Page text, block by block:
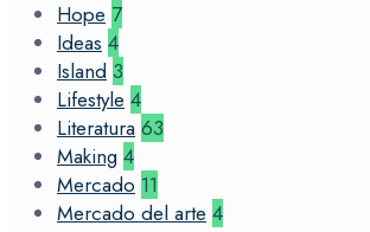
Hope 7
Ideas 4
Island 3
Lifestyle 4
Literatura 63
Making 4
Mercado 11
Mercado del arte 4